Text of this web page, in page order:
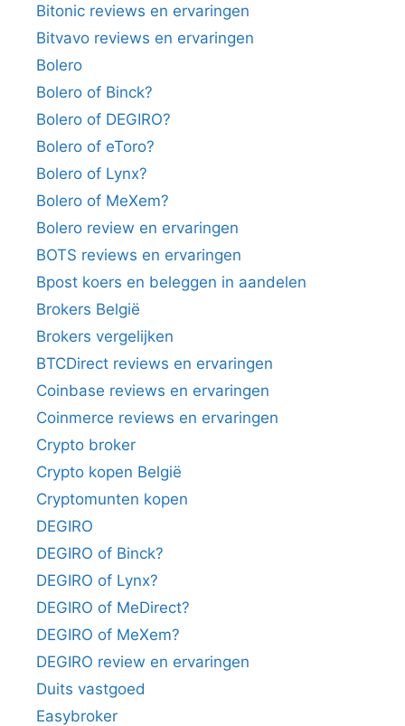
Bitonic reviews en ervaringen
Bitvavo reviews en ervaringen
Bolero
Bolero of Binck?
Bolero of DEGIRO?
Bolero of eToro?
Bolero of Lynx?
Bolero of MeXem?
Bolero review en ervaringen
BOTS reviews en ervaringen
Bpost koers en beleggen in aandelen
Brokers België
Brokers vergelijken
BTCDirect reviews en ervaringen
Coinbase reviews en ervaringen
Coinmerce reviews en ervaringen
Crypto broker
Crypto kopen België
Cryptomunten kopen
DEGIRO
DEGIRO of Binck?
DEGIRO of Lynx?
DEGIRO of MeDirect?
DEGIRO of MeXem?
DEGIRO review en ervaringen
Duits vastgoed
Easybroker